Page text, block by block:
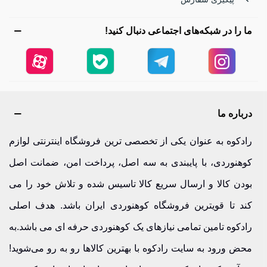
باشد.
انواع کوله‌پشتی‌ها | تفاوت‌ها و مزایا
برای نوع خاصی از فعالیت طراحی شده‌اند:
کوله پشتی یک روزه (تا 40 لیتر) مناسب برای برنامه‌های یک‌روزه،
طبیعت‌گردی سبک، سفرهای کوتاه و استفاده روزمره. این مدل‌ها
سبک‌تر و جمع‌وجورتر هستند.
کوله پشتی چند روزه (بیش از 40 لیتر)
ما را در شبکه‌های اجتماعی دنبال کنید!
درباره ما
رادکوه به عنوان یکی از تخصصی ترین فروشگاه اینترنتی لوازم
کوهنوردی، با پایبندی به سه اصل، پرداخت امن، ضمانت اصل
بودن کالا و ارسال سریع کالا تاسیس شده و تلاش خود را می
کند تا قویترین فروشگاه کوهنوردی ایران باشد. هدف اصلی
رادکوه تامین تمامی نیازهای یک کوهنوردی حرفه ای می باشد.به
محض ورود به سایت رادکوه با بهترین کالاها رو به رو می‌شوید!